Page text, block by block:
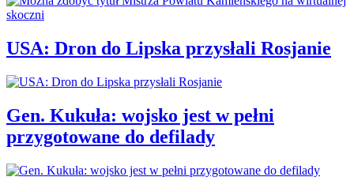
USA: Dron do Lipska przysłali Rosjanie
Gen. Kukuła: wojsko jest w pełni
przygotowane do defilady